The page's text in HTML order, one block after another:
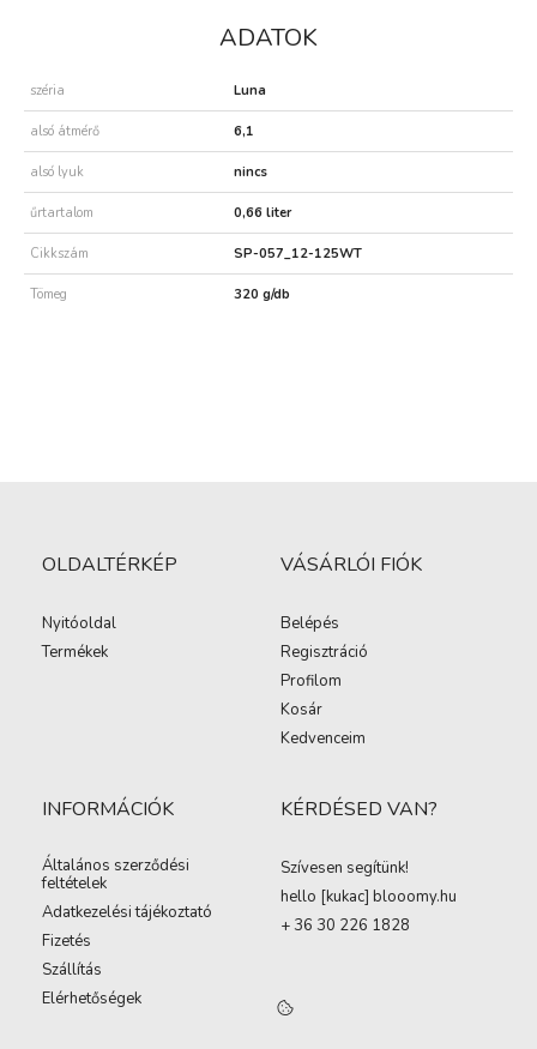
ADATOK
széria Luna
alsó átmérő 6,1
alsó lyuk nincs
űrtartalom 0,66 liter
Cikkszám SP-057_12-125WT
Tömeg 320 g/db
OLDALTÉRKÉP
Nyitóoldal
Termékek
VÁSÁRLÓI FIÓK
Belépés
Regisztráció
Profilom
Kosár
Kedvenceim
INFORMÁCIÓK
Általános szerződési
feltételek
Adatkezelési tájékoztató
Fizetés
Szállítás
Elérhetőségek
KÉRDÉSED VAN?
Szívesen segítünk!
hello [kukac] blooomy.hu
+ 36 30 226 1828